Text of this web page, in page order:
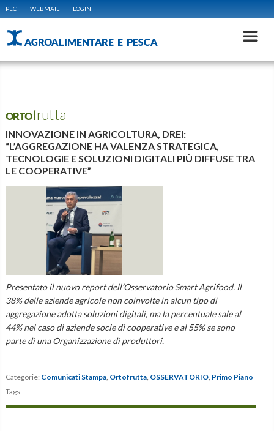
PEC WEBMAIL LOGIN
AGROALIMENTARE E PESCA
ORTOfrutta
INNOVAZIONE IN AGRICOLTURA, DREI:
“L’AGGREGAZIONE HA VALENZA STRATEGICA,
TECNOLOGIE E SOLUZIONI DIGITALI PIÙ DIFFUSE TRA
LE COOPERATIVE”
Presentato il nuovo report dell’Osservatorio Smart Agrifood. Il
38% delle aziende agricole non coinvolte in alcun tipo di
aggregazione adotta soluzioni digitali, ma la percentuale sale al
44% nel caso di aziende socie di cooperative e al 55% se sono
parte di una Organizzazione di produttori.
Categorie: Comunicati Stampa, Ortofrutta, OSSERVATORIO, Primo Piano
Tags: